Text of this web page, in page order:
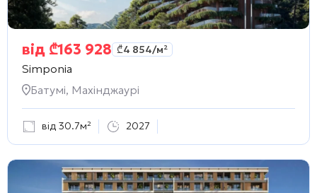
від ₾163 928 ₾4 854/м²
Simponia
Батумі, Махінджаурі
від 30.7м² 2027